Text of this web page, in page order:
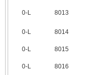
0‑L 8013
0‑L 8014
0‑L 8015
0‑L 8016